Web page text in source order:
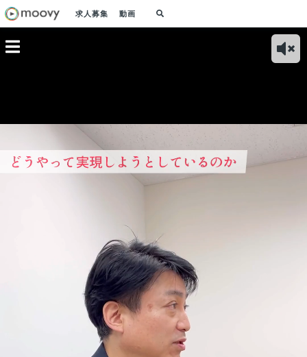
求人募集 動画
と信頼で実現するエ
ンタープライズ経理
識を活かし、顧客要
望をベースにしたプ
ロダクトの成長に貢
献する